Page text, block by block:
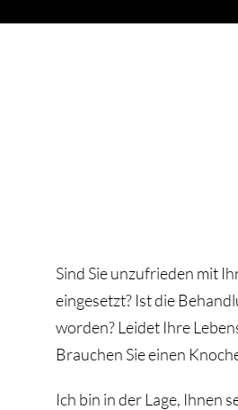
Sind Sie unzufrieden mit
eingesetzt? Ist die
worden? Leidet Ihre
Brauchen Sie einen
Ich bin in der Lage, Ihnen